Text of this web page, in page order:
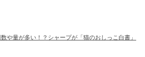
や量が多い！？シャープが「猫のおしっこ白書」